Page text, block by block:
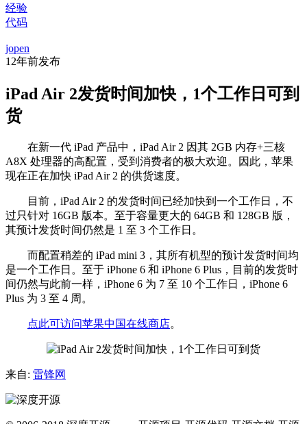
经验
代码
jopen
12年前发布
iPad Air 2发货时间加快，1个工作日可到
货
在新一代 iPad 产品中，iPad Air 2 因其 2GB 内存+三核
A8X 处理器的高配置，受到消费者的极大欢迎。因此，苹果
现在正在加快 iPad Air 2 的供货速度。
目前，iPad Air 2 的发货时间已经加快到一个工作日，不
过只针对 16GB 版本。至于容量更大的 64GB 和 128GB 版，
其预计发货时间仍然是 1 至 3 个工作日。
而配置稍差的 iPad mini 3，其所有机型的预计发货时间均
是一个工作日。至于 iPhone 6 和 iPhone 6 Plus，目前的发货时
间仍然与此前一样，iPhone 6 为 7 至 10 个工作日，iPhone 6
Plus 为 3 至 4 周。
点此可访问苹果中国在线商店。
来自: 雷锋网